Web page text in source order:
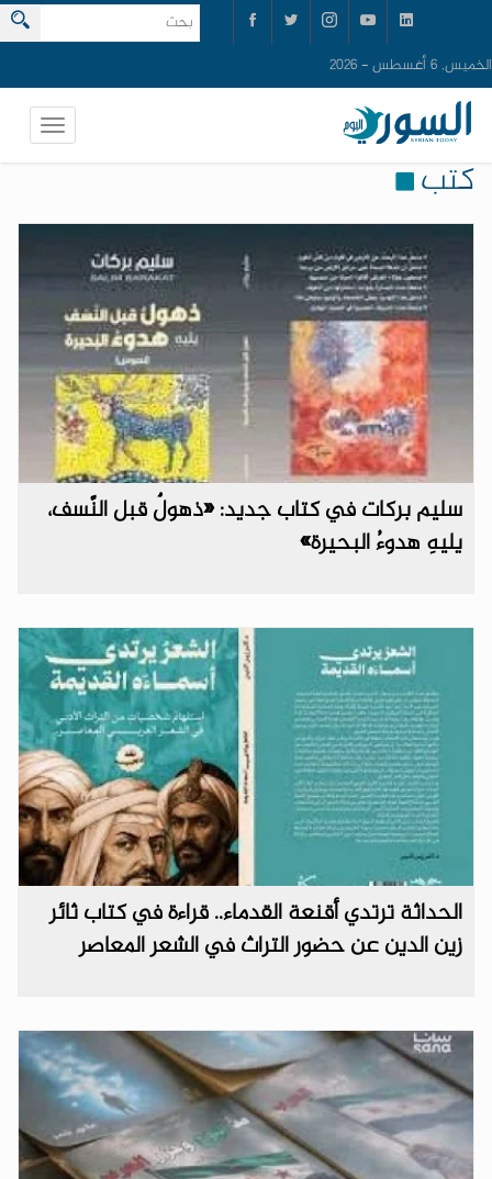
الخميس, 6 أغسطس - 2026
كتب
سليم بركات في كتاب جديد: «ذهولٌ قبل النَّسف،
يليهِ هدوءُ البحيرة»
الحداثة ترتدي أقنعة القدماء.. قراءة في كتاب ثائر
زين الدين عن حضور التراث في ‏الشعر المعاصر